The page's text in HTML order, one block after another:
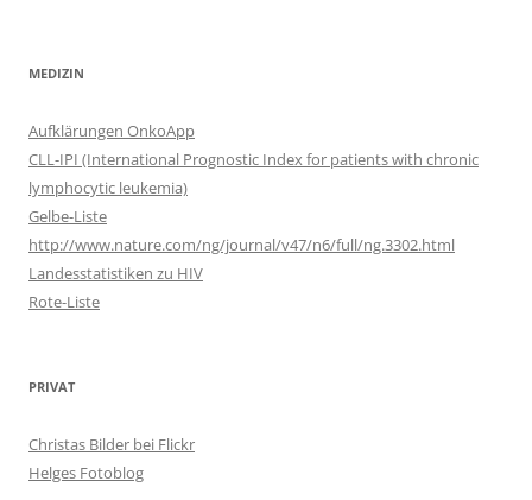
MEDIZIN
Aufklärungen OnkoApp
CLL-IPI (International Prognostic Index for patients with chronic
lymphocytic leukemia)
Gelbe-Liste
http://www.nature.com/ng/journal/v47/n6/full/ng.3302.html
Landesstatistiken zu HIV
Rote-Liste
PRIVAT
Christas Bilder bei Flickr
Helges Fotoblog